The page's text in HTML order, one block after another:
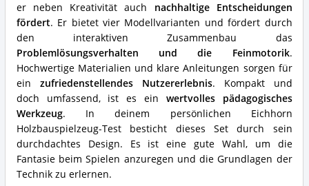
er neben Kreativität auch nachhaltige Entscheidungen
fördert. Er bietet vier Modellvarianten und fördert durch
den interaktiven Zusammenbau das
Problemlösungsverhalten und die Feinmotorik.
Hochwertige Materialien und klare Anleitungen sorgen für
ein zufriedenstellendes Nutzererlebnis. Kompakt und
doch umfassend, ist es ein wertvolles pädagogisches
Werkzeug. In deinem persönlichen Eichhorn
Holzbauspielzeug-Test besticht dieses Set durch sein
durchdachtes Design. Es ist eine gute Wahl, um die
Fantasie beim Spielen anzuregen und die Grundlagen der
Technik zu erlernen.